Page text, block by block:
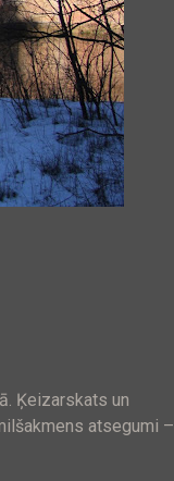
Ķeizarskats un
atsegumi –